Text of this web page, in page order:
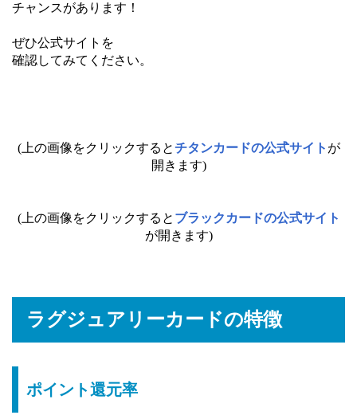
チャンスがあります！
ぜひ公式サイトを
確認してみてください。
(上の画像をクリックするとチタンカードの公式サイト が
開きます)
(上の画像をクリックすると ブラックカードの公式サイト
が開きます)
ラグジュアリーカードの特徴
ポイント還元率